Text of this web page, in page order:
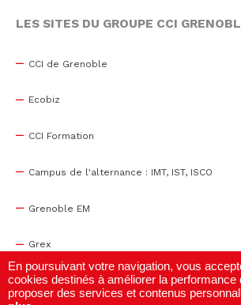
LES SITES DU GROUPE CCI
CCI de Grenoble
Ecobiz
CCI Formation
Campus de l'alternance : IMT, IST, ISCO
Grenoble EM
Grex
WTC Grenoble
En poursuivant votre navigation, vous
cookies destinés à améliorer la performance
proposer des services et contenus